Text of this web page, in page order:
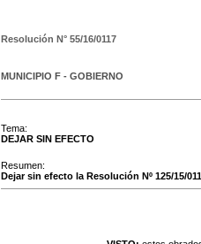
Resolución N° 55/16/0117
MUNICIPIO F - GOBIERNO
Tema:
DEJAR SIN EFECTO
Resumen:
Dejar sin efecto la Resolución Nº 125/15/